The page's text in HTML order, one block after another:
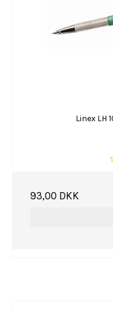
Linex LH
93,00 DKK